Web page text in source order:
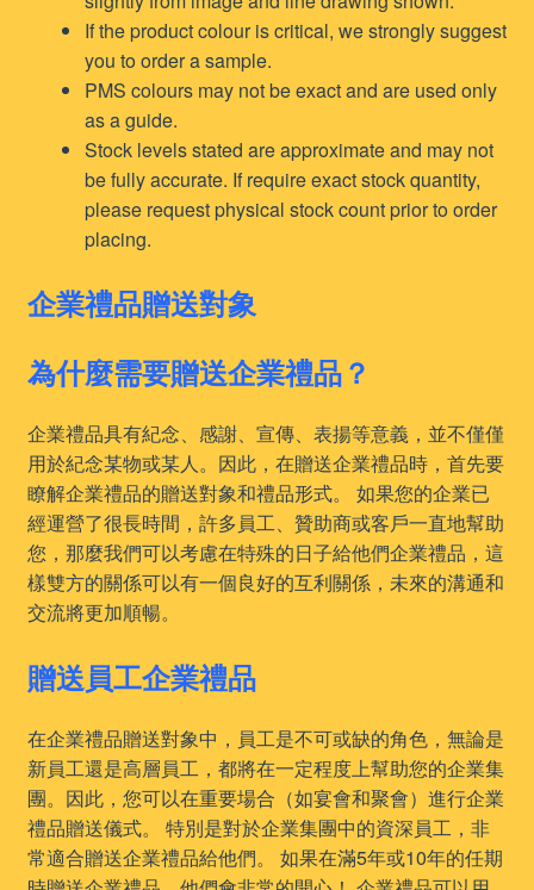
If the product colour is critical, we strongly suggest
you to order a sample.
PMS colours may not be exact and are used only
as a guide.
Stock levels stated are approximate and may not
be fully accurate. If require exact stock quantity,
please request physical stock count prior to order
placing.
企業禮品贈送對象
為什麼需要贈送企業禮品？
企業禮品具有紀念、感謝、宣傳、表揚等意義，並不僅僅
用於紀念某物或某人。因此，在贈送企業禮品時，首先要
瞭解企業禮品的贈送對象和禮品形式。 如果您的企業已
經運營了很長時間，許多員工、贊助商或客戶一直地幫助
您，那麼我們可以考慮在特殊的日子給他們企業禮品，這
樣雙方的關係可以有一個良好的互利關係，未來的溝通和
交流將更加順暢。
贈送員工企業禮品
在企業禮品贈送對象中，員工是不可或缺的角色，無論是
新員工還是高層員工，都將在一定程度上幫助您的企業集
團。因此，您可以在重要場合（如宴會和聚會）進行企業
禮品贈送儀式。 特別是對於企業集團中的資深員工，非
常適合贈送企業禮品給他們。 如果在滿5年或10年的任期